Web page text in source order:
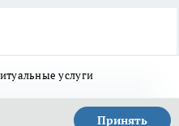
услуги
Принять